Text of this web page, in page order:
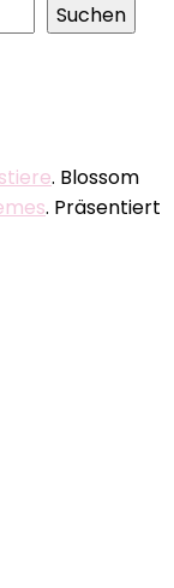
Suchen
. Blossom
. Präsentiert